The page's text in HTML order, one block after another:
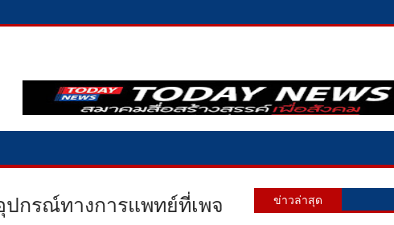
ปกรณ์ทางการแพทย์ที่เพจ
ข่าวล่าสุด